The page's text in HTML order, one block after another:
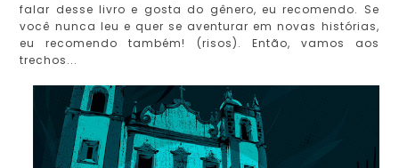
falar desse livro e gosta do gênero, eu recomendo. Se
você nunca leu e quer se aventurar em novas histórias,
eu recomendo também! (risos). Então, vamos aos
trechos...